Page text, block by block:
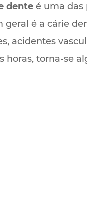
dente é uma das
geral é a cárie
acidentes
horas, torna-se